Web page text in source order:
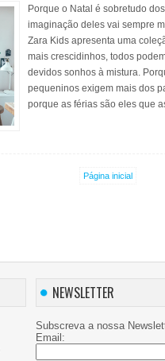
Porque o Natal é sobretudo
imaginação deles vai sempre
Zara Kids apresenta uma
mais crescidinhos, todos
devidos sonhos à mistura.
pequeninos exigem mais dos
porque as férias são eles que
Página inicial
NEWSLETTER
Subscreva a nossa
Email: